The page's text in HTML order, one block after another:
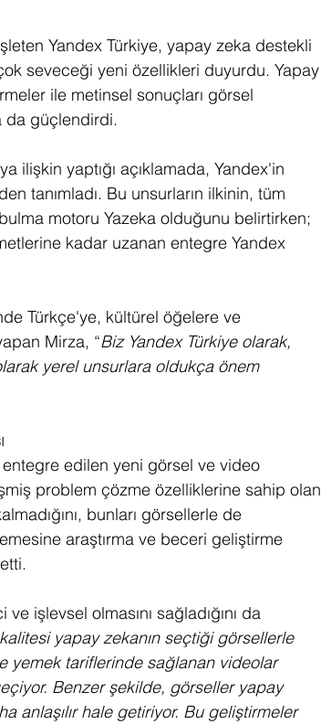
Yandex Türkiye, yapay zeka destekli
seveceği yeni özellikleri duyurdu. Yapay
ile metinsel sonuçları görsel
da güçlendirdi.
ilişkin yaptığı açıklamada, Yandex'in
tanımladı. Bu unsurların ilkinin, tüm
motoru Yazeka olduğunu belirtirken;
kadar uzanan entegre Yandex
Türkçe'ye, kültürel öğelere ve
Mirza, “Biz Yandex Türkiye olarak,
yerel unsurlara oldukça önem
entegre edilen yeni görsel ve video
problem çözme özelliklerine sahip olan
bunları görsellerle de
araştırma ve beceri geliştirme
işlevsel olmasını sağladığını da
kalitesi yapay zekanın seçtiği görsellerle
yemek tariflerinde sağlanan videolar
Benzer şekilde, görseller yapay
anlaşılır hale getiriyor. Bu geliştirmeler